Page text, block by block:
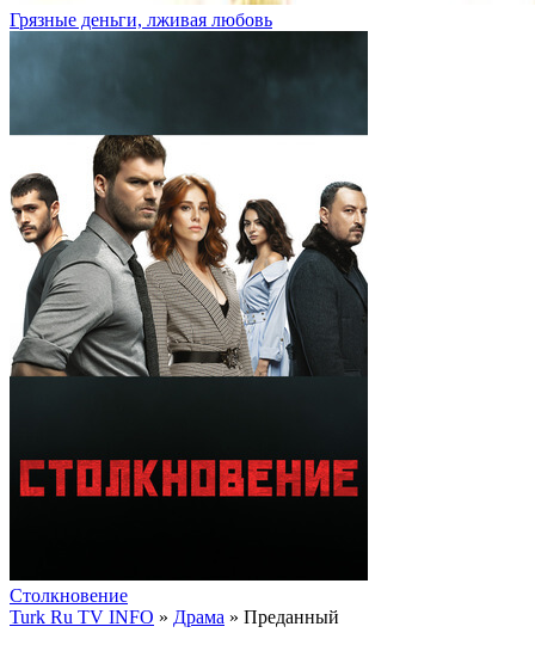
Грязные деньги, лживая любовь
Столкновение
Turk Ru TV INFO » Драма » Преданный